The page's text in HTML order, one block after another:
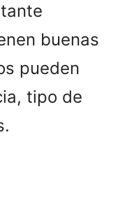
buenas
pueden
tipo de